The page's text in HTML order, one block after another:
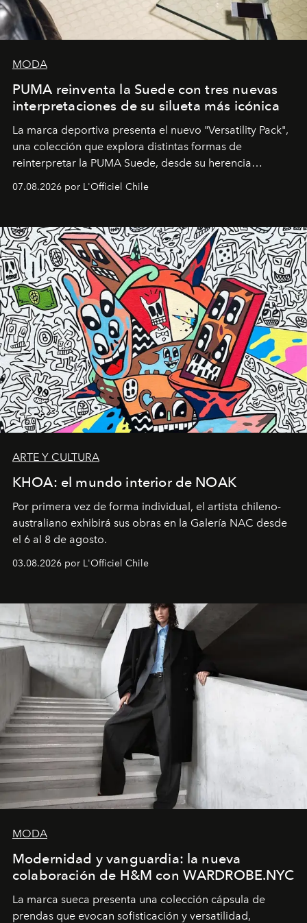
MODA
PUMA reinventa la Suede con tres nuevas
interpretaciones de su silueta más icónica
La marca deportiva presenta el nuevo "Versatility Pack",
una colección que explora distintas formas de
reinterpretar la PUMA Suede, desde su herencia
diseño y el universo outdoor.
07.08.2026 por L'Officiel Chile
ARTE Y CULTURA
KHOA: el mundo interior de NOAK
Por primera vez de forma individual, el artista chileno-
australiano exhibirá sus obras en la Galería NAC desde
el 6 al 8 de agosto.
03.08.2026 por L'Officiel Chile
MODA
Modernidad y vanguardia: la nueva
colaboración de H&M con WARDROBE.NYC
La marca sueca presenta una colección cápsula de
prendas que evocan sofisticación y versatilidad,